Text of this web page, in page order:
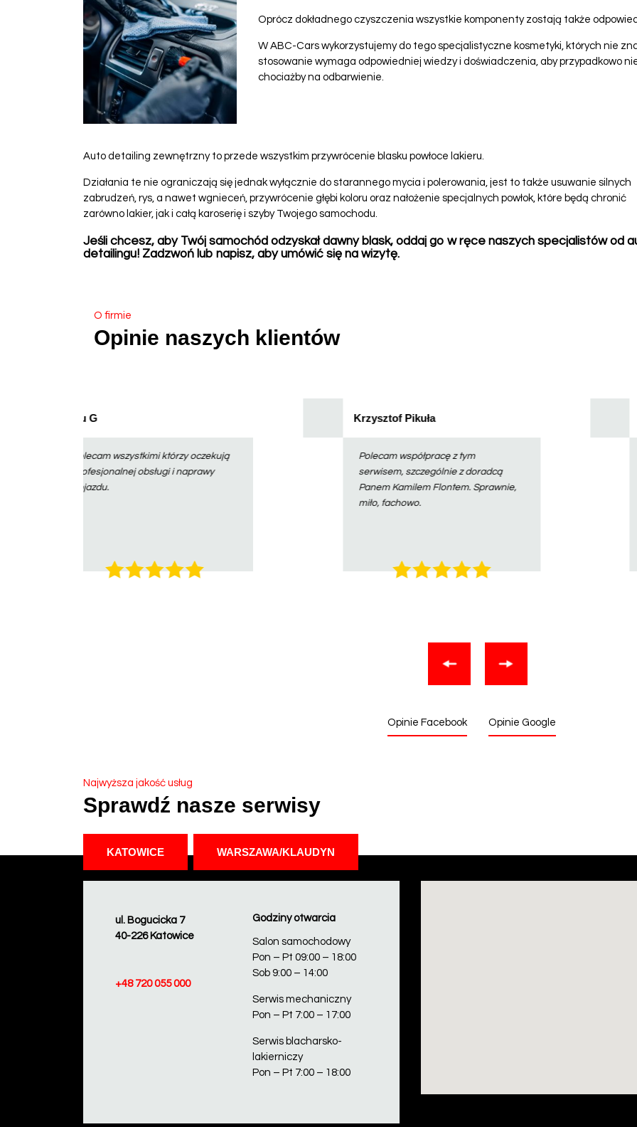
Oprócz dokładnego czyszczenia wszystkie komponenty zostają także
W ABC-Cars wykorzystujemy do tego specjalistyczne kosmetyki, których nie
stosowanie wymaga odpowiedniej wiedzy i doświadczenia, aby przypadkowo
chociażby na odbarwienie.
Auto detailing zewnętrzny to przede wszystkim przywrócenie blasku powłoce lakieru.
Działania te nie ograniczają się jednak wyłącznie do starannego mycia i polerowania, jest to także usuwanie silnych
zabrudzeń, rys, a nawet wgnieceń, przywrócenie głębi koloru oraz nałożenie specjalnych powłok, które będą chronić
zarówno lakier, jak i całą karoserię i szyby Twojego samochodu.
Jeśli chcesz, aby Twój samochód odzyskał dawny blask, oddaj go w ręce naszych specjalistów od
detailingu! Zadzwoń lub napisz, aby umówić się na wizytę.
O firmie
Opinie naszych klientów
Polecam współpracę z tym
serwisem, szczególnie z doradcą
Paweł R
Bardzo profesjonalna obsługa.
Wszystko wykonane na najwyższym
poziomie.
Opinie Facebook Opinie Google
Najwyższa jakość usług
Sprawdź nasze serwisy
KATOWICE WARSZAWA/KLAUDYN
ul. Bogucicka 7
40-226 Katowice
+48 720 055 000
Godziny otwarcia
Salon samochodowy
Pon – Pt 09:00 – 18:00
Sob 9:00 – 14:00
Serwis mechaniczny
Pon – Pt 7:00 – 17:00
Serwis blacharsko-
lakierniczy
Pon – Pt 7:00 – 18:00